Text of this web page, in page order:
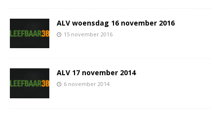
ALV woensdag 16 november 2016
15 november 2016
ALV 17 november 2014
6 november 2014